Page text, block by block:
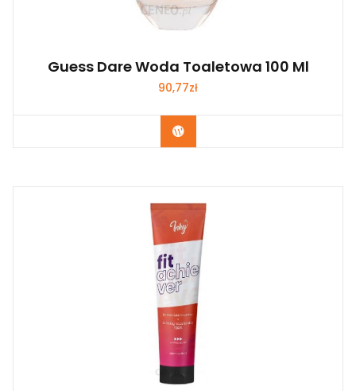
Guess Dare Woda Toaletowa 100 Ml
90,77zł
Zobacz